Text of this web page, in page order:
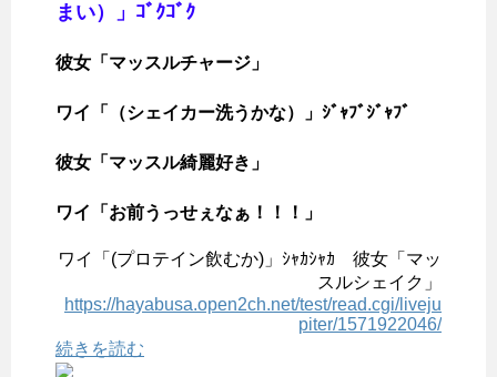
まい）」ｺﾞｸｺﾞｸ
彼女「マッスルチャージ」
ワイ「（シェイカー洗うかな）」ｼﾞｬﾌﾞｼﾞｬﾌﾞ
彼女「マッスル綺麗好き」
ワイ「お前うっせぇなぁ！！！」
ワイ「(プロテイン飲むか)」ｼｬｶｼｬｶ 彼女「マッ
スルシェイク」
https://hayabusa.open2ch.net/test/read.cgi/liveju
piter/1571922046/
続きを読む